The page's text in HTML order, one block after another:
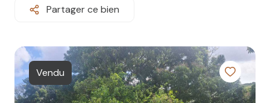
durée
saisonnières
Locations
professionnelles
estimation
l'agence
Partager ce bien
Vendu